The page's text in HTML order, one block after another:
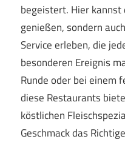
begeistert. Hier kannst
genießen, sondern
Service erleben, die
besonderen Ereignis
Runde oder bei einem
diese Restaurants
köstlichen
Geschmack das